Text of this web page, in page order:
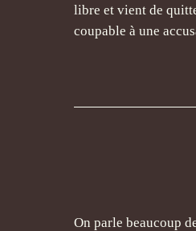
libre et vient de
coupable à une
On parle beaucoup